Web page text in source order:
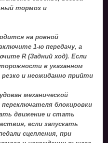
тормоз и
на ровной
1-ю передачу, а
R (Задний ход). Если
в указанном
и неожиданно прийти
механической
блокировки
движение и стать
если запускать
сцепления, при